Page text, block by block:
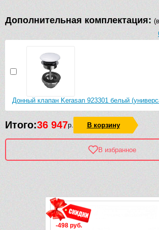
Дополнительная комплектация:
Донный клапан Kerasan 923301 белый
Итого:36 947р. В корзину
В избранное
-498 руб.